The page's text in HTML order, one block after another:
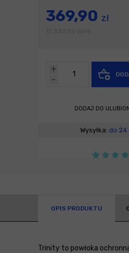
369,90 zł
-
+
DODAJ DO
Wysyłka: do 24
OPIS PRODUKTU
Trinity to powłoka